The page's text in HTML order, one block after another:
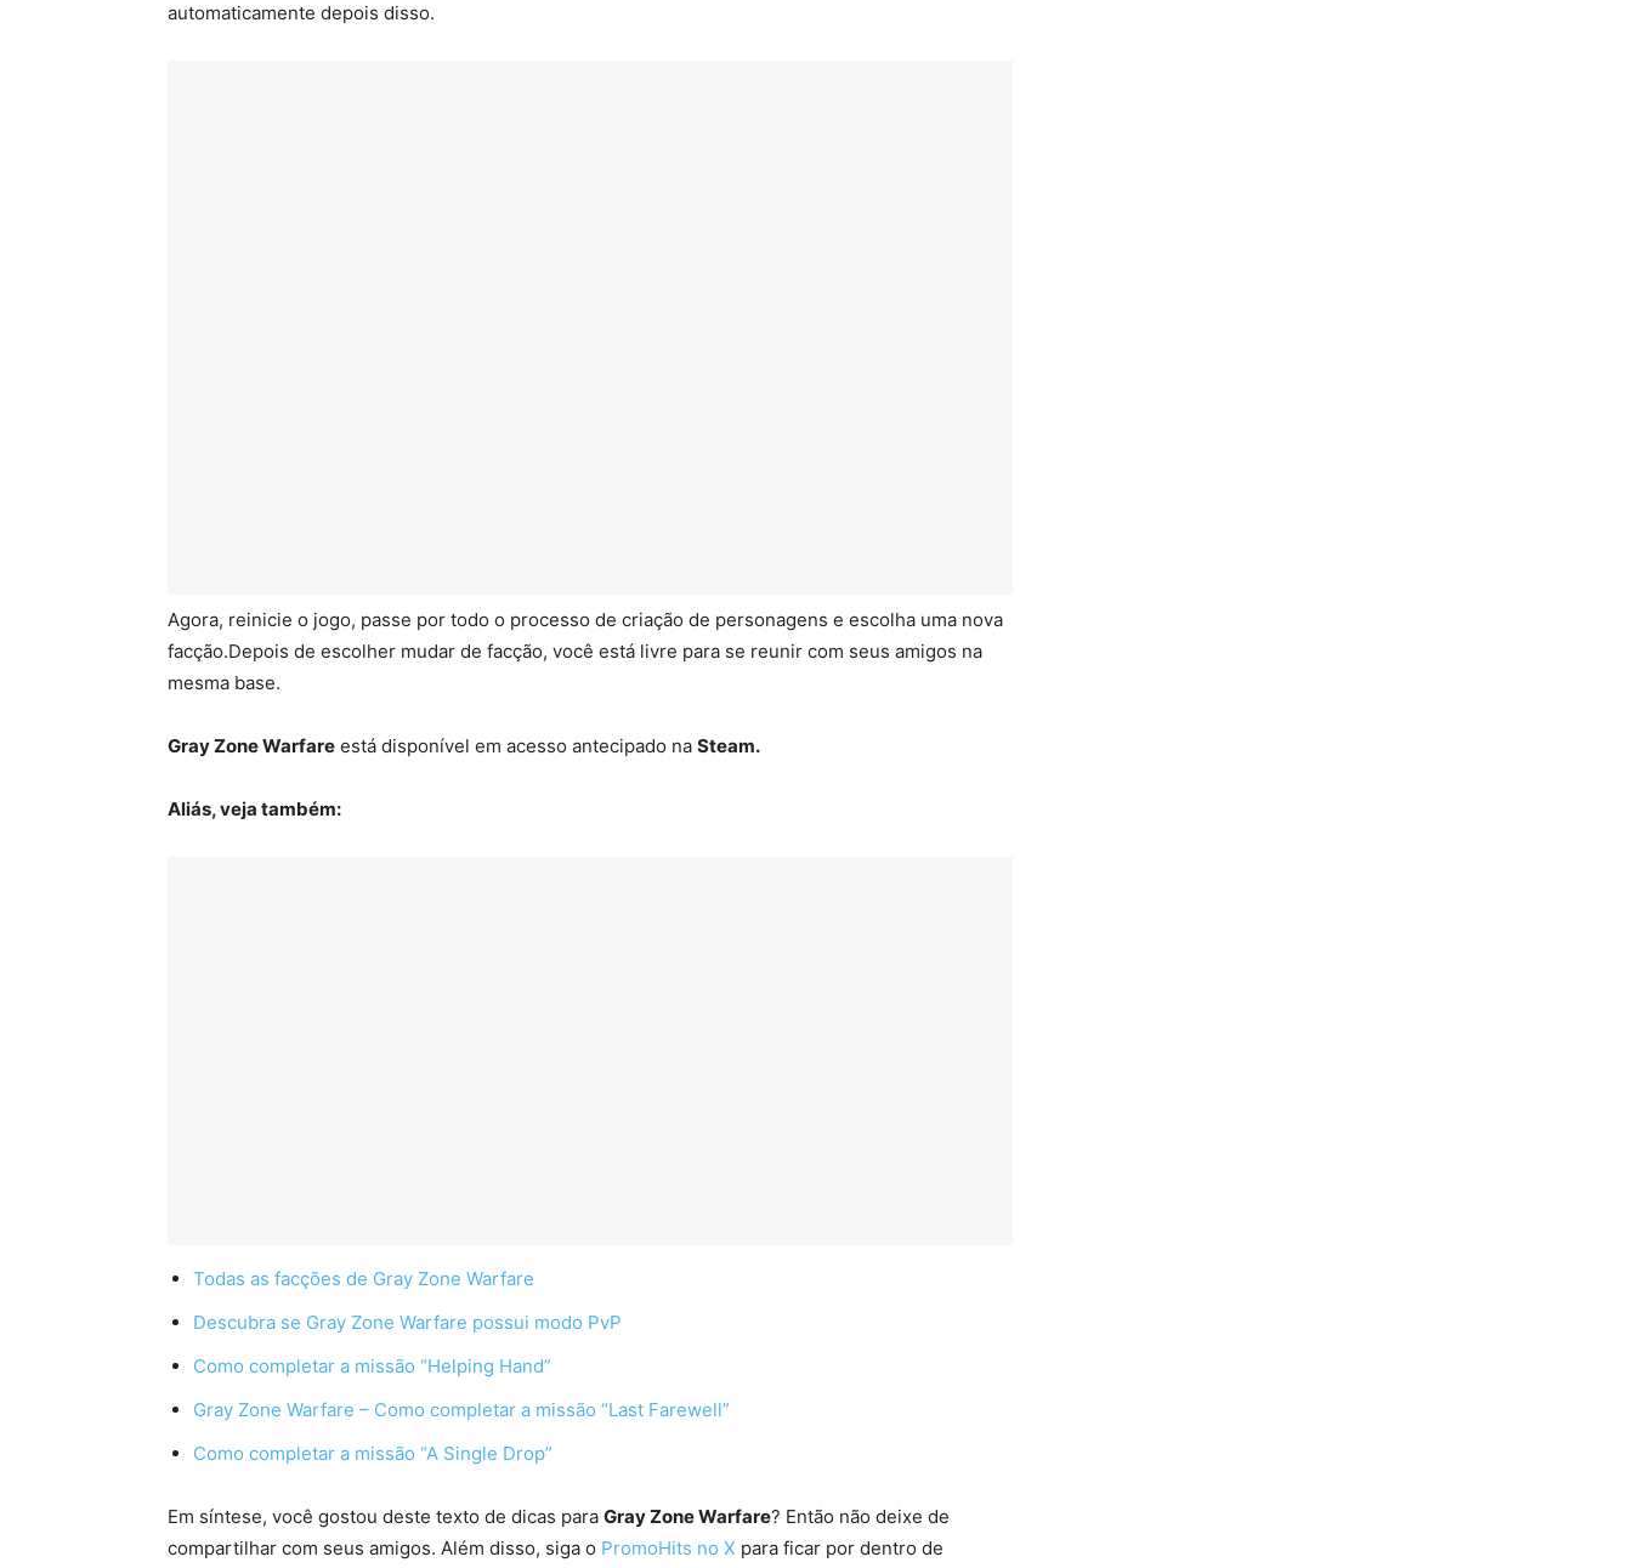
automaticamente depois disso.
Agora, reinicie o jogo, passe por todo o processo de criação de personagens e escolha uma nova
facção.Depois de escolher mudar de facção, você está livre para se reunir com seus amigos na
mesma base.
Gray Zone Warfare está disponível em acesso antecipado na Steam.
Aliás, veja também:
Todas as facções de Gray Zone Warfare
Descubra se Gray Zone Warfare possui modo PvP
Como completar a missão “Helping Hand”
Gray Zone Warfare – Como completar a missão “Last Farewell”
Como completar a missão “A Single Drop”
Em síntese, você gostou deste texto de dicas para Gray Zone Warfare? Então não deixe de
compartilhar com seus amigos. Além disso, siga o PromoHits no X para ficar por dentro de